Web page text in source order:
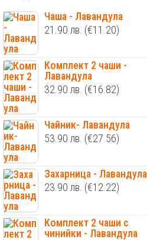
Чаша - Лавандула
21.90 лв. (€11.20)
Комплект 2 чаши -
Лавандула
32.90 лв. (€16.82)
Чайник- Лавандула
53.90 лв. (€27.56)
Захарница - Лавандула
23.90 лв. (€12.22)
Комплект 2 чаши с
чинийки - Лавандула